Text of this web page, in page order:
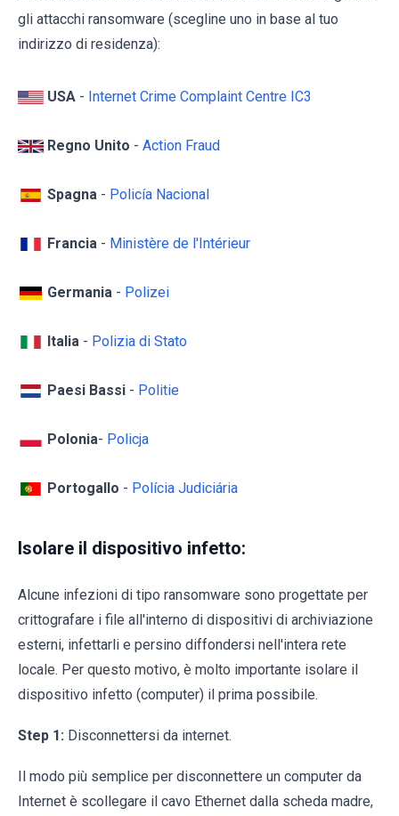
gli attacchi ransomware (scegline uno in base al tuo
indirizzo di residenza):
USA - Internet Crime Complaint Centre IC3
Regno Unito - Action Fraud
Spagna - Policía Nacional
Francia - Ministère de l'Intérieur
Germania - Polizei
Italia - Polizia di Stato
Paesi Bassi - Politie
Polonia- Policja
Portogallo - Polícia Judiciária
Isolare il dispositivo infetto:
Alcune infezioni di tipo ransomware sono progettate per
crittografare i file all'interno di dispositivi di archiviazione
esterni, infettarli e persino diffondersi nell'intera rete
locale. Per questo motivo, è molto importante isolare il
dispositivo infetto (computer) il prima possibile.
Step 1: Disconnettersi da internet.
Il modo più semplice per disconnettere un computer da
Internet è scollegare il cavo Ethernet dalla scheda madre,